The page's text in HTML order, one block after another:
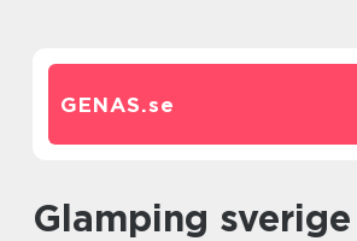
GENAS.se
glamping sverige